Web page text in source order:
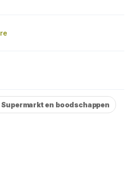
Supermarkt en boodschappen